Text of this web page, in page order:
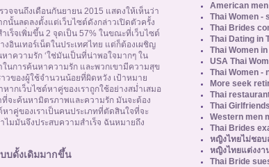
จจนถึงเดือนกันยายน 2015 แสดงให้เห็นว่า
นั้นลดลงตั้งแต่เว็บไซต์ดังกล่าวเปิดตัวครั้ง
ร็จเพิ่มขึ้น 2 จุดเป็น 57% ในขณะที่เว็บไซต์
อินเทอร์เน็ตในประเทศไทย แต่ก็ต้องเผชิญ
าความรัก ‘ใช่มันเป็นที่น่าพอใจมากๆ ใน
ในการค้นหาความรัก และพวกเขามีความสุข
วของผู้ใช้จำนวนน้อยที่ผิดหวัง เป้าหมาย
ากเว็บไซต์หาคู่ของเราถูกใช้อย่างสม่ำเสมอ
จะค้นหามิตรภาพและความรัก มันจะต้อง
หาคู่ของเราเป็นคนประเภทที่ตัดสินใจที่จะ
มมันจึงประสบความสำเร็จ ฉันหมายถึง
บดั้งเดิมมากขึ้น
American
Thai Women -
Thai Brides
Thai Dating in
Thai Women
USA Thai
Thai Women -
More seek
Thai
Thai
Western men
Thai Brides
หญิงไทยไม่ชอบ
หญิงไทยแต่งงา
Thai Bride